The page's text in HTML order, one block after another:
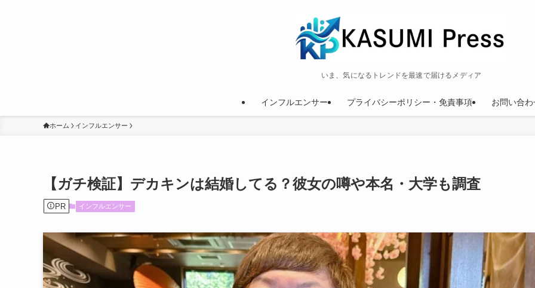
いま、気になるトレンドを最速で届けるメディア
インフルエンサー プライバシーポリシー・免責事項 お問い合わ
ホーム インフルエンサー
【ガチ検証】デカキンは結婚してる？彼女の噂や本名・大学も調査
PR インフルエンサー